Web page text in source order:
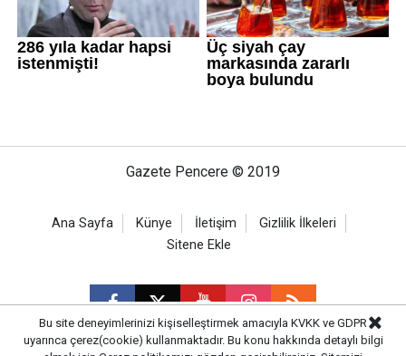
Gazete Pencere © 2019
Ana Sayfa Künye İletişim
Gizlilik İlkeleri
Sitene Ekle
Bu site deneyimlerinizi kişiselleştirmek amacıyla KVKK ve GDPR
uyarınca çerez(cookie) kullanmaktadır. Bu konu hakkında detaylı bilgi